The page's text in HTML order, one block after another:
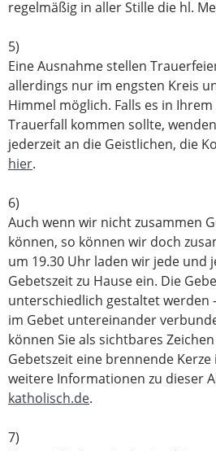
regelmäßig in aller Stille die hl.
5)
Eine Ausnahme stellen
allerdings nur im engsten Kreis
Himmel möglich. Falls es in
Trauerfall kommen sollte,
jederzeit an die Geistlichen, die
hier.
6)
Auch wenn wir nicht zusammen
können, so können wir doch
um 19.30 Uhr laden wir jede und
Gebetszeit zu Hause ein. Die
unterschiedlich gestaltet werden
im Gebet untereinander
können Sie als sichtbares
Gebetszeit eine brennende
weitere Informationen zu dieser
katholisch.de.
7)